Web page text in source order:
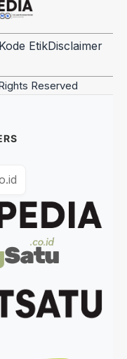
EtikDisclaimer
Reserved